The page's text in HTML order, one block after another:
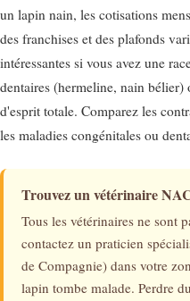
un lapin nain, les cotisations
des franchises et des plafonds
intéressantes si vous avez une
dentaires (hermeline, nain
d'esprit totale. Comparez les
les maladies congénitales ou
Trouvez un vétérinaire
Tous les vétérinaires ne sont
contactez un praticien
de Compagnie) dans votre
lapin tombe malade. Perdre